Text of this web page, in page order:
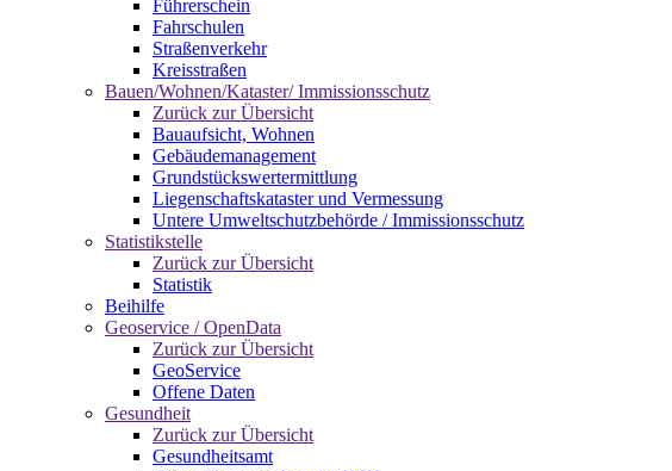
Führerschein
Fahrschulen
Straßenverkehr
Kreisstraßen
Bauen/Wohnen/Kataster/ Immissionsschutz
Zurück zur Übersicht
Bauaufsicht, Wohnen
Gebäudemanagement
Grundstückswertermittlung
Liegenschaftskataster und Vermessung
Untere Umweltschutzbehörde / Immissionsschutz
Statistikstelle
Zurück zur Übersicht
Statistik
Beihilfe
Geoservice / OpenData
Zurück zur Übersicht
GeoService
Offene Daten
Gesundheit
Zurück zur Übersicht
Gesundheitsamt